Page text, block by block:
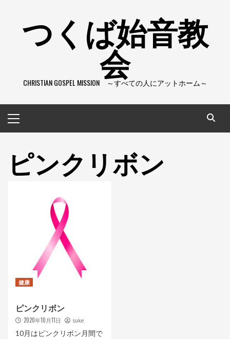
つくば始音教
会
CHRISTIAN GOSPEL MISSION ～すべての人にアットホーム～
イ
ン
ュ
ピンクリボン
健康
ピンクリボン
2020年10月11日 suke
10月はピンクリボン月間で